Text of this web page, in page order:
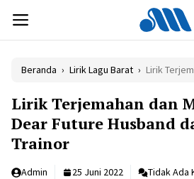
isi
MENU
Beranda › Lirik Lagu Barat › Lirik Terjemahan dan
Lirik Terjemahan dan
Dear Future Husband
Trainor
Admin 25 Juni 2022 Tidak Ada